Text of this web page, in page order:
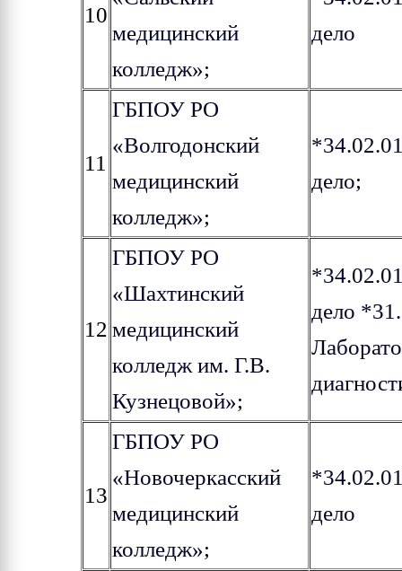
10
медицинский
колледж»;
дело
11
ГБПОУ РО
«Волгодонский
медицинский
колледж»;
дело;
12
ГБПОУ РО
«Шахтинский
медицинский
колледж им. Г.В.
Кузнецовой»;
дело
13
ГБПОУ РО
«Новочеркасский
медицинский
колледж»;
дело